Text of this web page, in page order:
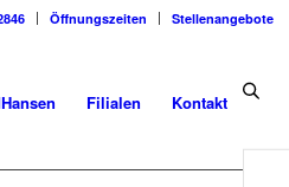
Öffnungszeiten Stellenangebote
Filialen Kontakt